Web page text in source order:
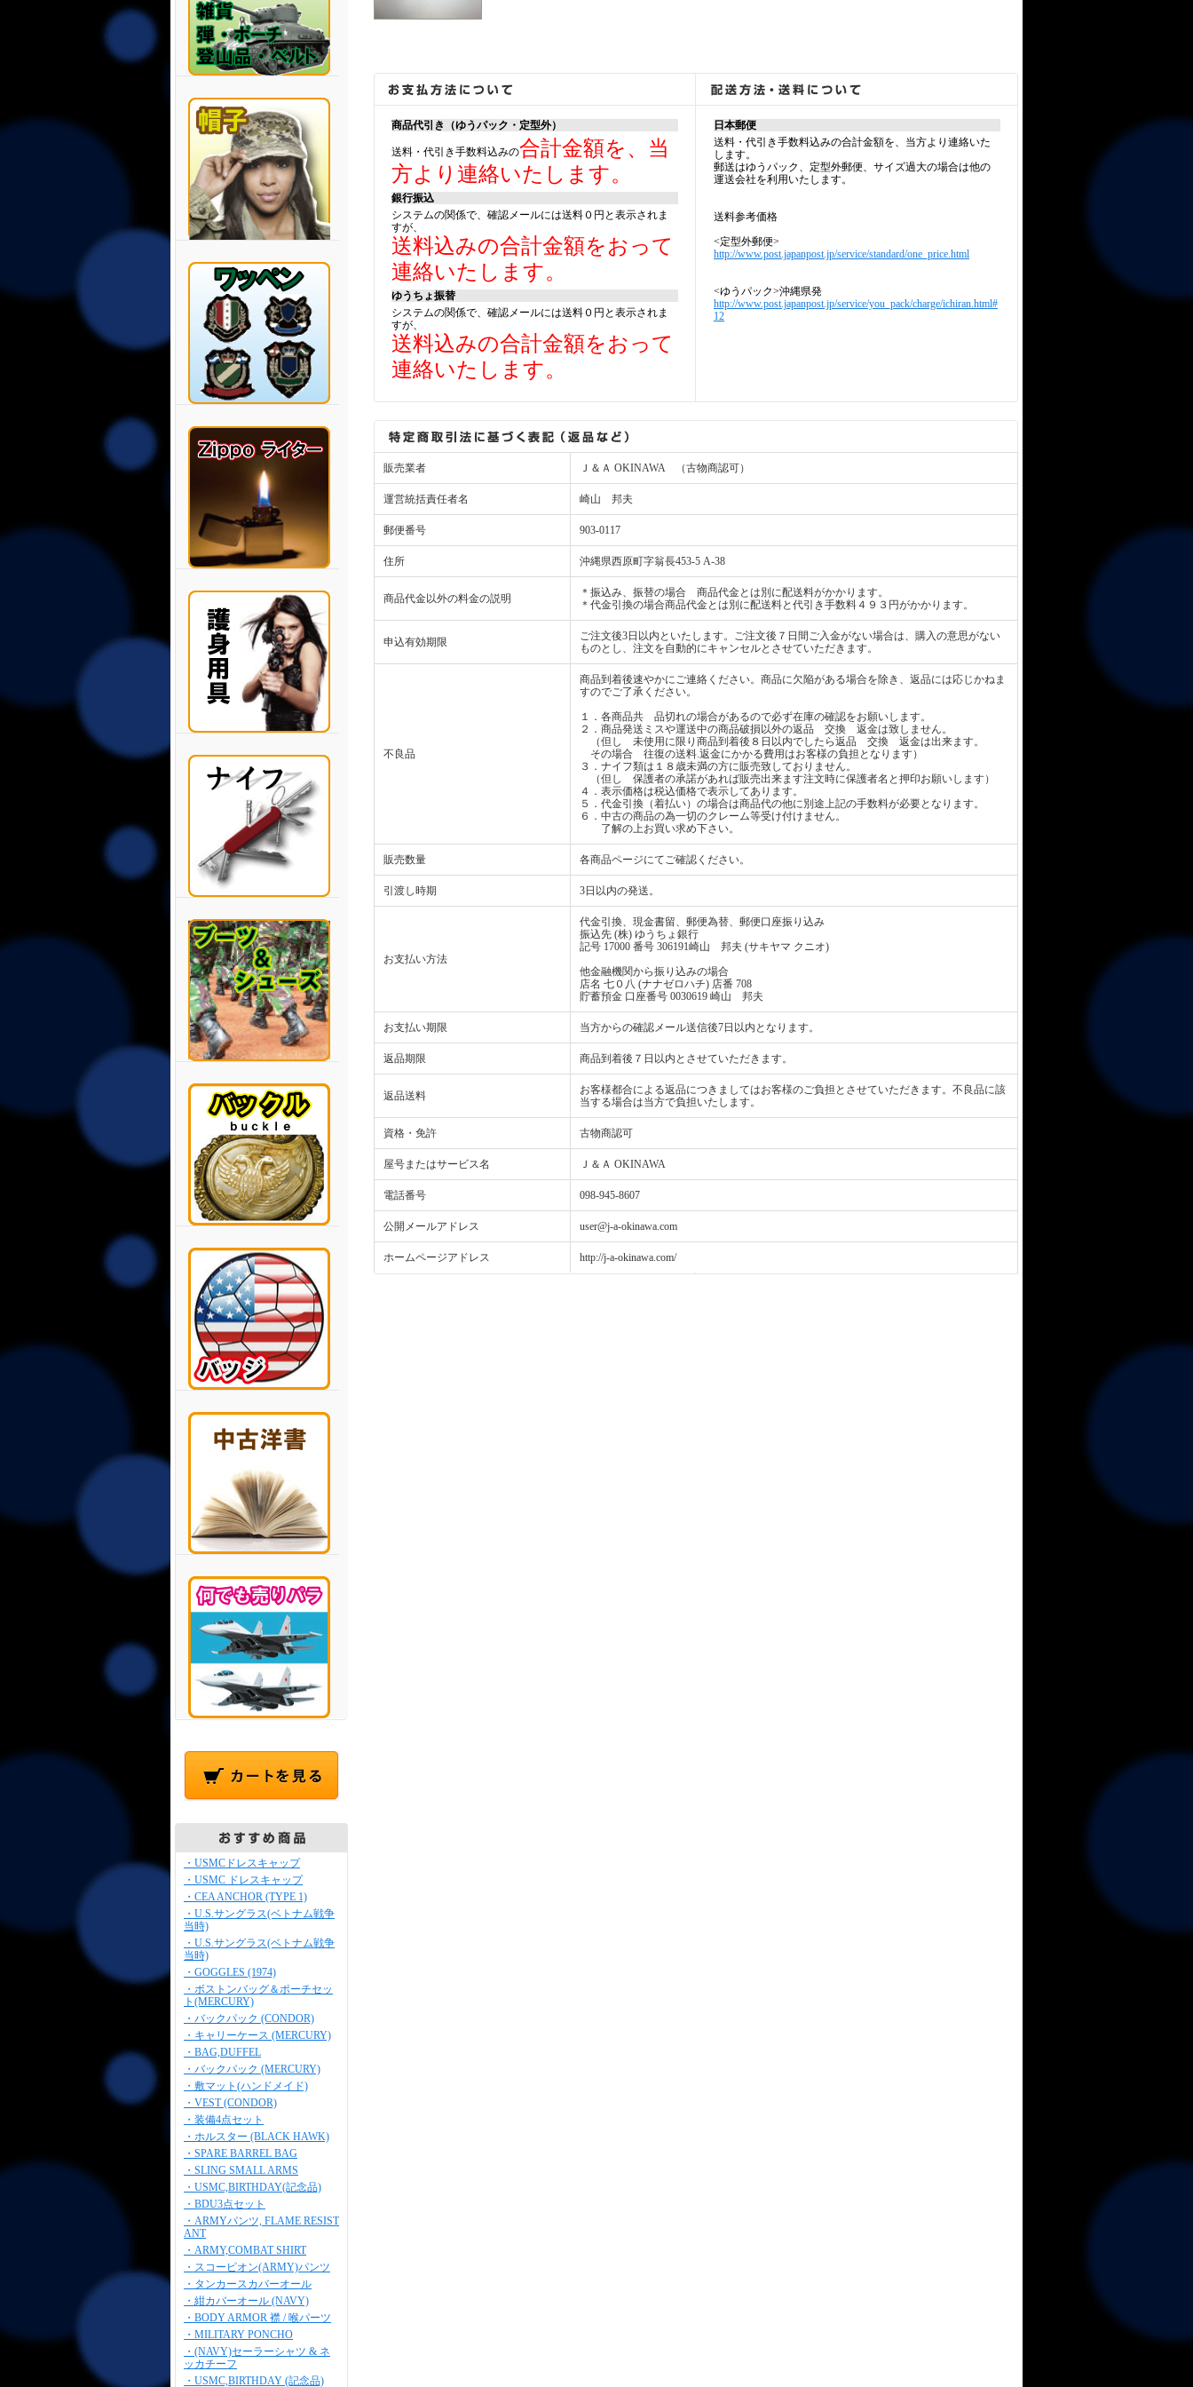
・USMCドレスキャップ
・USMC ドレスキャップ
・CEA ANCHOR (TYPE 1)
・U.S.サングラス(ベトナム戦争
当時)
・U.S.サングラス(ベトナム戦争
当時)
・GOGGLES (1974)
・ボストンバッグ＆ポーチセッ
ト(MERCURY)
・バックパック (CONDOR)
・キャリーケース (MERCURY)
・BAG,DUFFEL
・バックパック (MERCURY)
・敷マット(ハンドメイド)
・VEST (CONDOR)
・装備4点セット
・ホルスター (BLACK HAWK)
・SPARE BARREL BAG
・SLING SMALL ARMS
・USMC,BIRTHDAY(記念品)
・BDU3点セット
・ARMYパンツ, FLAME RESIST
ANT
・ARMY,COMBAT SHIRT
・スコーピオン(ARMY)パンツ
・タンカースカバーオール
・紺カバーオール (NAVY)
・BODY ARMOR 襟 / 喉パーツ
・MILITARY PONCHO
・(NAVY)セーラーシャツ & ネ
ッカチーフ
・USMC,BIRTHDAY (記念品)
商品代引き（ゆうパック・定型外）
送料・代引き手数料込みの合計金額を、当
方より連絡いたします。
銀行振込
システムの関係で、確認メールには送料０円と表示されま
すが、
送料込みの合計金額をおって
連絡いたします。
ゆうちょ振替
システムの関係で、確認メールには送料０円と表示されま
すが、
送料込みの合計金額をおって
連絡いたします。
日本郵便
送料・代引き手数料込みの合計金額を、当方より連絡いた
します。
郵送はゆうパック、定型外郵便、サイズ過大の場合は他の
運送会社を利用いたします。
送料参考価格
<定型外郵便>
http://www.post.japanpost.jp/service/standard/one_price.html
<ゆうパック>沖縄県発
http://www.post.japanpost.jp/service/you_pack/charge/ichiran.html#
12
販売業者 Ｊ＆Ａ OKINAWA （古物商認可）
運営統括責任者名 崎山 邦夫
郵便番号 903-0117
住所 沖縄県西原町字翁長453-5 A-38
商品代金以外の料金の説明
＊振込み、振替の場合 商品代金とは別に配送料がかかります。
＊代金引換の場合商品代金とは別に配送料と代引き手数料４９３円がかかります。
申込有効期限
ご注文後3日以内といたします。ご注文後７日間ご入金がない場合は、購入の意思がない
ものとし、注文を自動的にキャンセルとさせていただきます。
不良品
商品到着後速やかにご連絡ください。商品に欠陥がある場合を除き、返品には応じかねま
すのでご了承ください。
１．各商品共 品切れの場合があるので必ず在庫の確認をお願いします。
２．商品発送ミスや運送中の商品破損以外の返品 交換 返金は致しません。
（但し 未使用に限り商品到着後８日以内でしたら返品 交換 返金は出来ます。
その場合 往復の送料.返金にかかる費用はお客様の負担となります）
３．ナイフ類は１８歳未満の方に販売致しておりません。
（但し 保護者の承諾があれば販売出来ます注文時に保護者名と押印お願いします）
４．表示価格は税込価格で表示してあります。
５．代金引換（着払い）の場合は商品代の他に別途上記の手数料が必要となります。
６．中古の商品の為一切のクレーム等受け付けません。
了解の上お買い求め下さい。
販売数量 各商品ページにてご確認ください。
引渡し時期 3日以内の発送。
お支払い方法
代金引換、現金書留、郵便為替、郵便口座振り込み
振込先 (株) ゆうちょ銀行
記号 17000 番号 306191崎山 邦夫 (サキヤマ クニオ)
他金融機関から振り込みの場合
店名 七０八 (ナナゼロハチ) 店番 708
貯蓄預金 口座番号 0030619 崎山 邦夫
お支払い期限 当方からの確認メール送信後7日以内となります。
返品期限 商品到着後７日以内とさせていただきます。
返品送料
お客様都合による返品につきましてはお客様のご負担とさせていただきます。不良品に該
当する場合は当方で負担いたします。
資格・免許 古物商認可
屋号またはサービス名 Ｊ＆Ａ OKINAWA
電話番号 098-945-8607
公開メールアドレス user@j-a-okinawa.com
ホームページアドレス http://j-a-okinawa.com/